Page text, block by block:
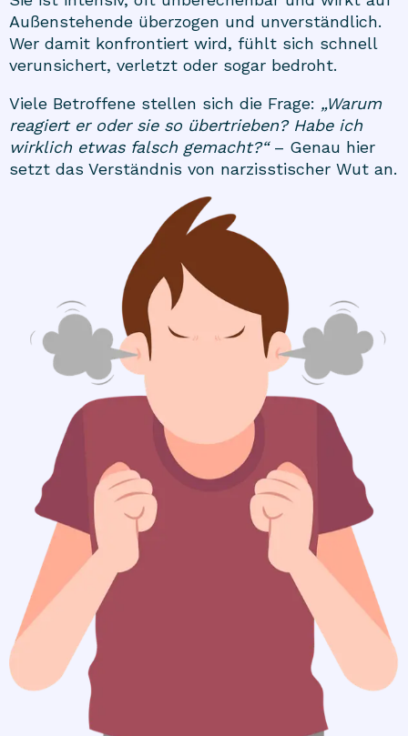
Außenstehende überzogen und unverständlich.
Wer damit konfrontiert wird, fühlt sich schnell
verunsichert, verletzt oder sogar bedroht.
Viele Betroffene stellen sich die Frage: „Warum
reagiert er oder sie so übertrieben? Habe ich
wirklich etwas falsch gemacht?“– Genau hier
setzt das Verständnis von narzisstischer Wut an.